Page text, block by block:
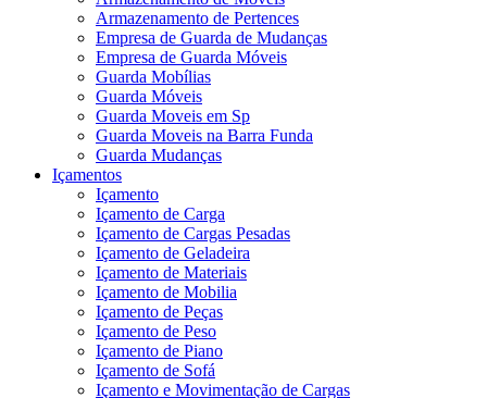
Armazenamento de Pertences
Empresa de Guarda de Mudanças
Empresa de Guarda Móveis
Guarda Mobílias
Guarda Móveis
Guarda Moveis em Sp
Guarda Moveis na Barra Funda
Guarda Mudanças
Içamentos
Içamento
Içamento de Carga
Içamento de Cargas Pesadas
Içamento de Geladeira
Içamento de Materiais
Içamento de Mobilia
Içamento de Peças
Içamento de Peso
Içamento de Piano
Içamento de Sofá
Içamento e Movimentação de Cargas